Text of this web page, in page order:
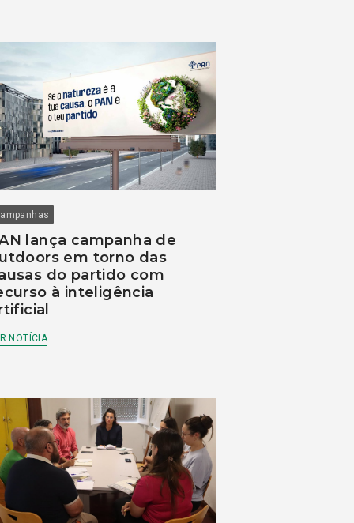
lança campanha de
em torno das
do partido com
à inteligência
NOTÍCIA